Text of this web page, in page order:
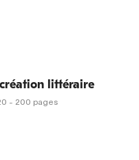
littéraire
- 200 pages